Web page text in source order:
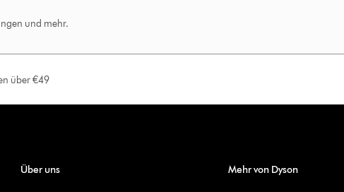
und mehr.
über €49
Über uns Mehr von Dyson